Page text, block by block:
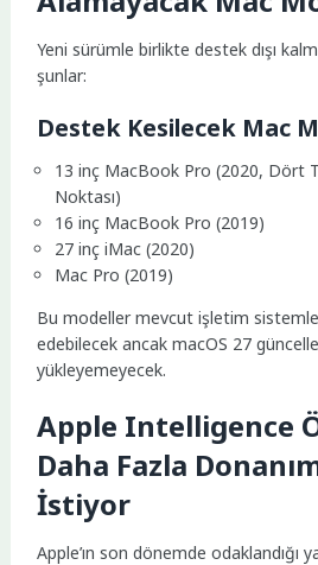
Yeni sürümle birlikte destek dışı
şunlar:
Destek Kesilecek Mac
13 inç MacBook Pro (2020, Dört
Noktası)
16 inç MacBook Pro (2019)
27 inç iMac (2020)
Mac Pro (2019)
Bu modeller mevcut işletim
edebilecek ancak macOS 27
yükleyemeyecek.
Apple Intelligence
Daha Fazla
İstiyor
Apple’ın son dönemde odaklandığı